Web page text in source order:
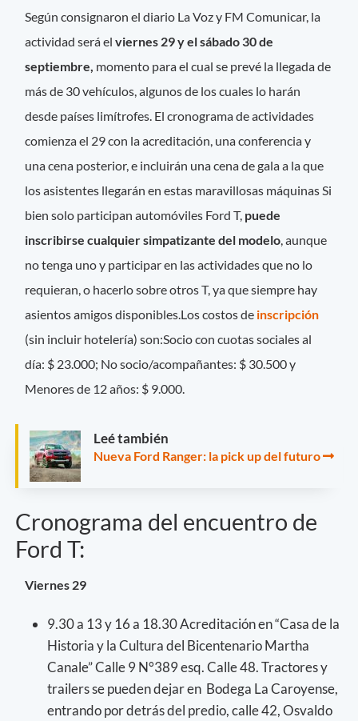
Según consignaron el diario La Voz y FM Comunicar, la
actividad será elviernes 29 y el sábado 30 de
septiembre, momento para el cual se prevé la llegada de
más de 30 vehículos, algunos de los cuales lo harán
desde países limítrofes. El cronograma de actividades
comienza el 29 con la acreditación, una conferencia y
una cena posterior, e incluirán una cena de gala a la que
los asistentes llegarán en estas maravillosas máquinas Si
bien solo participan automóviles Ford T, puede
inscribirse cualquier simpatizante del modelo , aunque
no tenga uno y participar en las actividades que no lo
requieran, o hacerlo sobre otros T, ya que siempre hay
asientos amigos disponibles.Los costos de inscripción
(sin incluir hotelería) son:Socio con cuotas sociales al
día: $ 23.000; No socio/acompañantes: $ 30.500 y
Menores de 12 años: $ 9.000.
Leé también
Nueva Ford Ranger: la pick up del futuro
Cronograma del encuentro de
Ford T:
Viernes 29
9.30 a 13 y 16 a 18.30 Acreditación en “Casa de la
Historia y la Cultura del Bicentenario Martha
Canale” Calle 9 N°389 esq. Calle 48. Tractores y
trailers se pueden dejar en Bodega La Caroyense,
entrando por detrás del predio, calle 42, Osvaldo